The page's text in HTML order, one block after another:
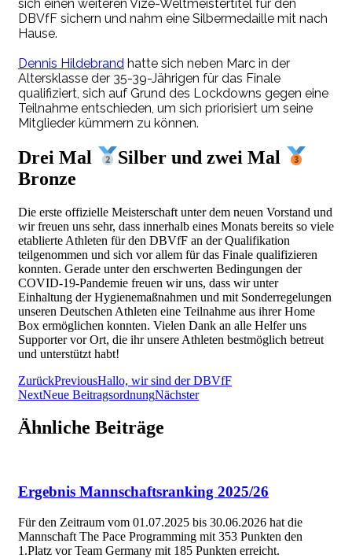
sich einen weiteren Vize-Weltmeistertitel für den
DBVfF sichern und nahm eine Silbermedaille mit nach
Hause.
Dennis Hildebrand hatte sich neben Marc in der
Altersklasse der 35-39-Jährigen für das Finale
qualifiziert, sich auf Grund des Lockdowns gegen eine
Teilnahme entschieden, um sich priorisiert um seine
Mitglieder kümmern zu können.
Drei Mal
Silber und zwei Mal
Bronze
Die erste offizielle Meisterschaft unter dem neuen Vorstand und
wir freuen uns sehr, dass innerhalb eines Monats bereits so viele
etablierte Athleten für den DBVfF an der Qualifikation
teilgenommen und sich vor allem für das Finale qualifizieren
konnten. Gerade unter den erschwerten Bedingungen der
COVID-19-Pandemie freuen wir uns, dass wir unter
Einhaltung der Hygienemaßnahmen und mit Sonderregelungen
unseren Deutschen Athleten eine Teilnahme aus ihrer Home
Box ermöglichen konnten. Vielen Dank an alle Helfer uns
Supporter vor Ort, die ihr unsere Athleten bestmöglich betreut
und unterstützt habt!
ZurückPreviousHallo, wir sind der DBVfF
NextNeue BeitragsordnungNächster
Ähnliche Beiträge
Ergebnis Mannschaftsranking 2025/26
Für den Zeitraum vom 01.07.2025 bis 30.06.2026 hat die
Mannschaft The Pace Programming mit 353 Punkten den
1.Platz vor Team Germany mit 185 Punkten erreicht.